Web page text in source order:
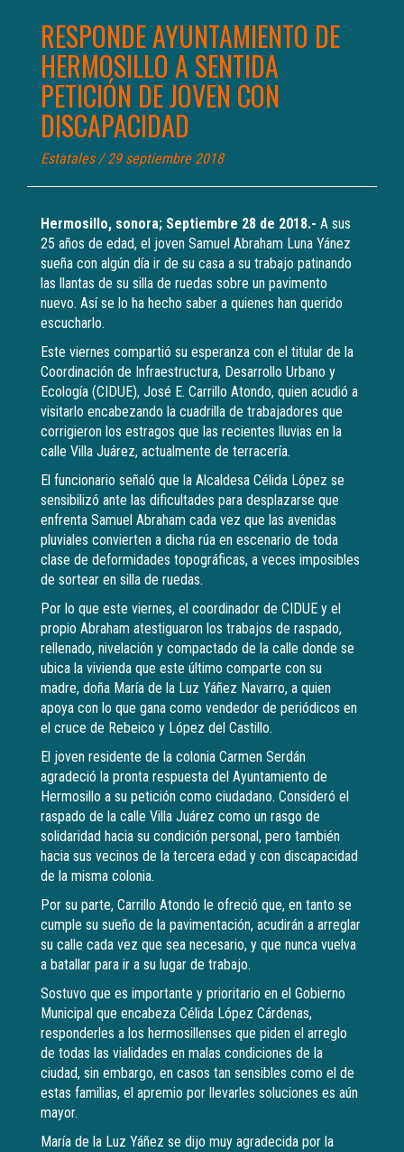
RESPONDE AYUNTAMIENTO DE
HERMOSILLO A SENTIDA
PETICIÓN DE JOVEN CON
DISCAPACIDAD
Estatales/ 29 septiembre 2018
Hermosillo, sonora; Septiembre 28 de 2018.- A sus
25 años de edad, el joven Samuel Abraham Luna Yánez
sueña con algún día ir de su casa a su trabajo patinando
las llantas de su silla de ruedas sobre un pavimento
nuevo. Así se lo ha hecho saber a quienes han querido
escucharlo.
Este viernes compartió su esperanza con el titular de la
Coordinación de Infraestructura, Desarrollo Urbano y
Ecología (CIDUE), José E. Carrillo Atondo, quien acudió a
visitarlo encabezando la cuadrilla de trabajadores que
corrigieron los estragos que las recientes lluvias en la
calle Villa Juárez, actualmente de terracería.
El funcionario señaló que la Alcaldesa Célida López se
sensibilizó ante las dificultades para desplazarse que
enfrenta Samuel Abraham cada vez que las avenidas
pluviales convierten a dicha rúa en escenario de toda
clase de deformidades topográficas, a veces imposibles
de sortear en silla de ruedas.
Por lo que este viernes, el coordinador de CIDUE y el
propio Abraham atestiguaron los trabajos de raspado,
rellenado, nivelación y compactado de la calle donde se
ubica la vivienda que este último comparte con su
madre, doña María de la Luz Yáñez Navarro, a quien
apoya con lo que gana como vendedor de periódicos en
el cruce de Rebeico y López del Castillo.
El joven residente de la colonia Carmen Serdán
agradeció la pronta respuesta del Ayuntamiento de
Hermosillo a su petición como ciudadano. Consideró el
raspado de la calle Villa Juárez como un rasgo de
solidaridad hacia su condición personal, pero también
hacia sus vecinos de la tercera edad y con discapacidad
de la misma colonia.
Por su parte, Carrillo Atondo le ofreció que, en tanto se
cumple su sueño de la pavimentación, acudirán a arreglar
su calle cada vez que sea necesario, y que nunca vuelva
a batallar para ir a su lugar de trabajo.
Sostuvo que es importante y prioritario en el Gobierno
Municipal que encabeza Célida López Cárdenas,
responderles a los hermosillenses que piden el arreglo
de todas las vialidades en malas condiciones de la
ciudad, sin embargo, en casos tan sensibles como el de
estas familias, el apremio por llevarles soluciones es aún
mayor.
María de la Luz Yáñez se dijo muy agradecida por la